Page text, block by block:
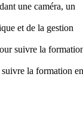
une caméra, un
et de la gestion
suivre la
la formation en